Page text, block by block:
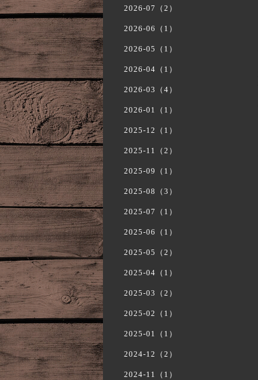
2026-07（2）
2026-06（1）
2026-05（1）
2026-04（1）
2026-03（4）
2026-01（1）
2025-12（1）
2025-11（2）
2025-09（1）
2025-08（3）
2025-07（1）
2025-06（1）
2025-05（2）
2025-04（1）
2025-03（2）
2025-02（1）
2025-01（1）
2024-12（2）
2024-11（1）